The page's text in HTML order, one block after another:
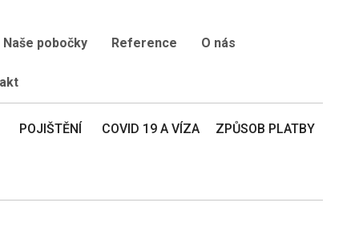
Naše pobočky Reference O nás
POJIŠTĚNÍ COVID 19 A VÍZA ZPŮSOB PLATBY